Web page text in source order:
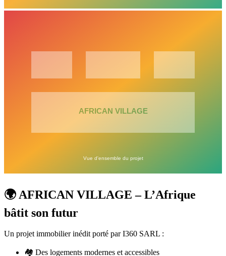
🌍 AFRICAN VILLAGE – L’Afrique
bâtit son futur
Un projet immobilier inédit porté par I360 SARL :
🏘 Des logements modernes et accessibles